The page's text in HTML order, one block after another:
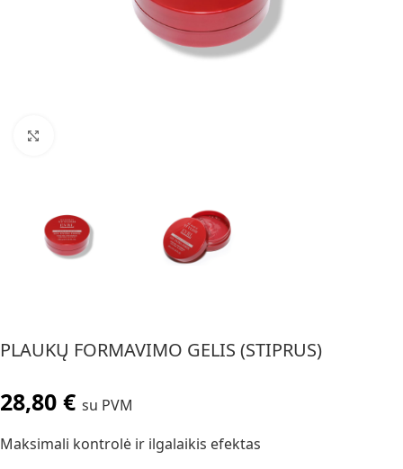
PLAUKŲ FORMAVIMO GELIS (STIPRUS)
28,80 € su PVM
Maksimali kontrolė ir ilgalaikis efektas